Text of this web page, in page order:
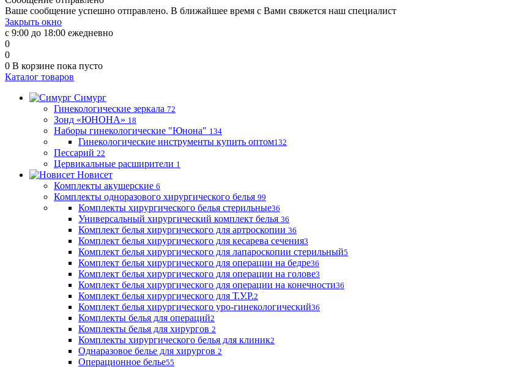
Ваше сообщение успешно отправлено. В ближайшее время с Вами свяжется наш специалист
Закрыть окно
с 9:00 до 18:00 ежедневно
0
0
0 В корзине пока пусто
Каталог товаров
Симург
Гинекологические зеркала 72
Зонд «ЮНОНА» 18
Наборы гинекологические "Юнона" 134
Гинекологические инструменты купить оптом132
Пессарий 22
Цервикальные расширители 1
Новисет
Комплекты акушерские 6
Комплекты одноразового хирургического белья 99
Комплекты хирургического белья стерильные36
Универсальный хирургический комплект белья 36
Комплект белья хирургического для артроскопии 36
Комплект белья хирургического для кесарева сечения3
Комплект белья хирургического для лапароскопии стерильный5
Комплект белья хирургического для операции на бедре36
Комплект белья хирургического для операции на голове3
Комплект белья хирургического для операции на конечности36
Комплект белья хирургического для Т.У.Р.2
Комплект белья хирургического уро-гинекологический36
Комплекты белья для операций2
Комплекты белья для хирургов 2
Комплекты хирургического белья для клиник2
Однаразовое белье для хирургов 2
Операционное белье55